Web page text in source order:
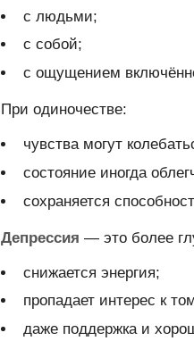
с людьми;
с собой;
с ощущением
При одиночестве:
чувства могут
состояние иногда
сохраняется
Депрессия — это более
снижается энергия;
пропадает интерес к
даже поддержка и